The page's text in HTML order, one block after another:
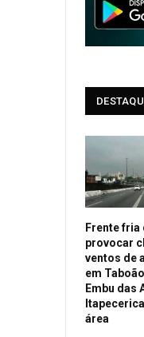
Frente fria
provocar
ventos de
em
Embu das
área